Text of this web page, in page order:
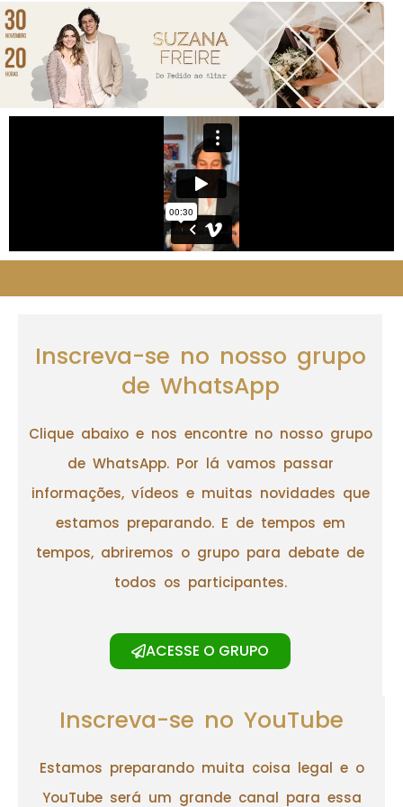
Inscreva-se no nosso grupo
de WhatsApp
Clique abaixo e nos encontre no nosso grupo
de WhatsApp. Por lá vamos passar
informações, vídeos e muitas novidades que
estamos preparando. E de tempos em
tempos, abriremos o grupo para debate de
todos os participantes.
ACESSE O GRUPO
Inscreva-se no YouTube
Estamos preparando muita coisa legal e o
YouTube será um grande canal para essa